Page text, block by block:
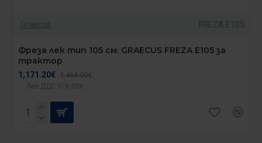
Graecus FREZA E105
Фреза лек тип 105 см. GRAECUS FREZA E105 за
трактор
1,171.20€ 1,464.00€
без ДДС:976.00€